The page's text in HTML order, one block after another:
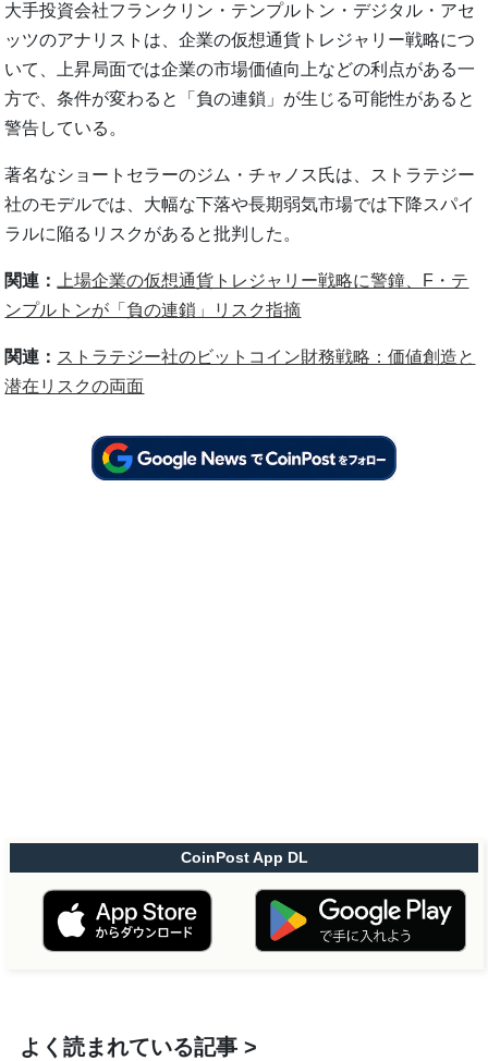
大手投資会社フランクリン・テンプルトン・デジタル・アセ
ッツのアナリストは、企業の仮想通貨トレジャリー戦略につ
いて、上昇局面では企業の市場価値向上などの利点がある一
方で、条件が変わると「負の連鎖」が生じる可能性があると
警告している。
著名なショートセラーのジム・チャノス氏は、ストラテジー
社のモデルでは、大幅な下落や長期弱気市場では下降スパイ
ラルに陥るリスクがあると批判した。
関連：
上場企業の仮想通貨トレジャリー戦略に警鐘、F・テ
ンプルトンが「負の連鎖」リスク指摘
関連： ストラテジー社のビットコイン財務戦略：価値創造と
潜在リスクの両面
CoinPost App DL
よく読まれている記事